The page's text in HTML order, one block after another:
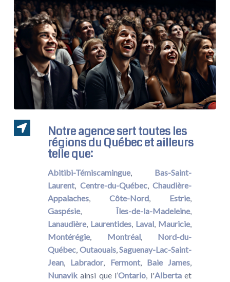
Notre agence sert toutes les
régions du Québec et ailleurs
telle que:
Abitibi-Témiscamingue, Bas-Saint-
Laurent, Centre-du-Québec,Chaudière-
Appalaches, Côte-Nord, Estrie,
Gaspésie,Îles-de-la-Madeleine,
Lanaudière, Laurentides, Laval, Mauricie,
Montérégie, Montréal, Nord-du-
Québec, Outaouais,Saguenay-Lac-Saint-
Jean, Labrador, Fermont, Baie James,
Nunavikainsi que l’Ontario, l'Albertaet